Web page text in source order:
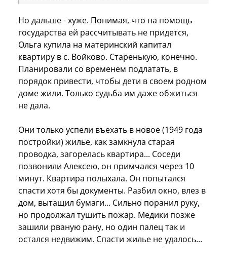
Но дальше - хуже. Понимая, что на помощь
государства ей рассчитывать не придется,
Ольга купила на материнский капитал
квартиру в с. Войково. Старенькую, конечно.
Планировали со временем подлатать, в
порядок привести, чтобы дети в своем родном
доме жили. Только судьба им даже обжиться
не дала.
Они только успели въехать в новое (1949 года
постройки) жилье, как замкнула старая
проводка, загорелась квартира... Соседи
позвонили Алексею, он примчался через 10
минут. Квартира полыхала. Он попытался
спасти хотя бы документы. Разбил окно, влез в
дом, вытащил бумаги... Сильно поранил руку,
но продолжал тушить пожар. Медики позже
зашили рваную рану, но один палец так и
остался недвижим. Спасти жилье не удалось...